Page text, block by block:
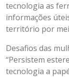
tecnologia as
informações
território por
Desafios das
“Persistem
tecnologia a